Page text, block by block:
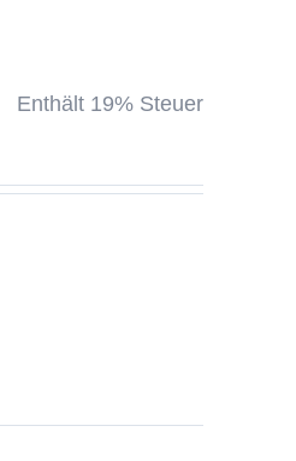
Enthält 19% Steuer